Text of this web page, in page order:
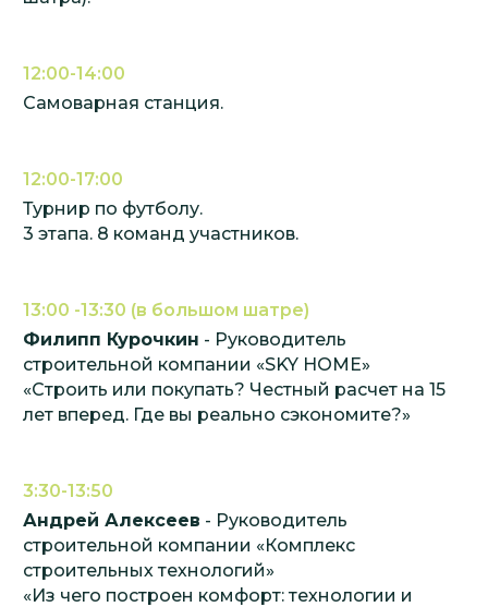
12:00-14:00
Самоварная станция.
12:00-17:00
Турнир по футболу.
3 этапа. 8 команд участников.
13:00 -13:30 (в большом шатре)
Филипп Курочкин - Руководитель
строительной компании «SKY HOME»
«Строить или покупать? Честный расчет на 15
лет вперед. Где вы реально сэкономите?»
3:30-13:50
Андрей Алексеев - Руководитель
строительной компании «Комплекс
строительных технологий»
«Из чего построен комфорт: технологии и